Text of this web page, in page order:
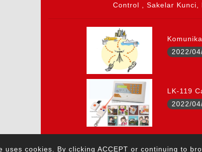
uses cookies. By clicking ACCEPT or continuing to
Control , Sakelar Kunci,
2022/
LK-119
2022/
citywall@garrison.com.tw